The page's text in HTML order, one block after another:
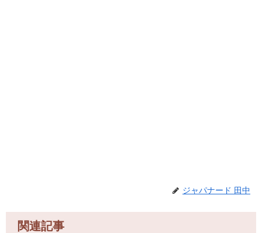
ジャパナード 田中
関連記事